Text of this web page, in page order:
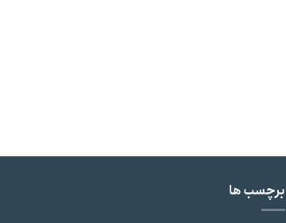
برچسب ها